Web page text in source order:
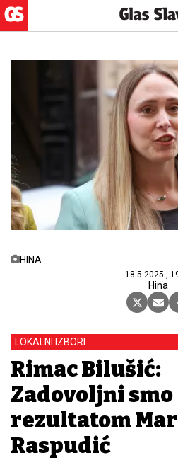
HINA
18.5.2025.,
Hina
LOKALNI IZBORI
Rimac Bilušić:
Zadovoljni smo
rezultatom
Raspudić